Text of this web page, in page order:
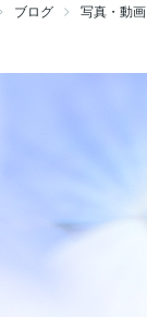
ブログ 写真・動画